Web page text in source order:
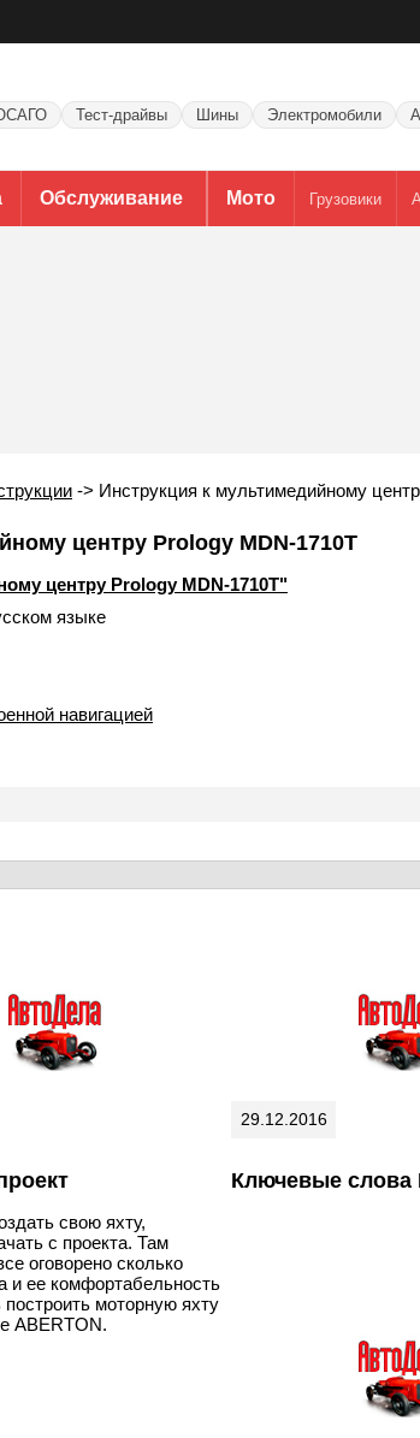
Тест-драйвы Шины Электромобили
Обслуживание Мото Грузовики
-> Инструкция к мультимедийному
центру Prology MDN-1710T
центру Prology MDN-1710T"
языке
навигацией
свою яхту,
с проекта. Там
оговорено сколько
и ее комфортабельность
построить моторную яхту
ABERTON.
29.12.2016
Ключевые слова